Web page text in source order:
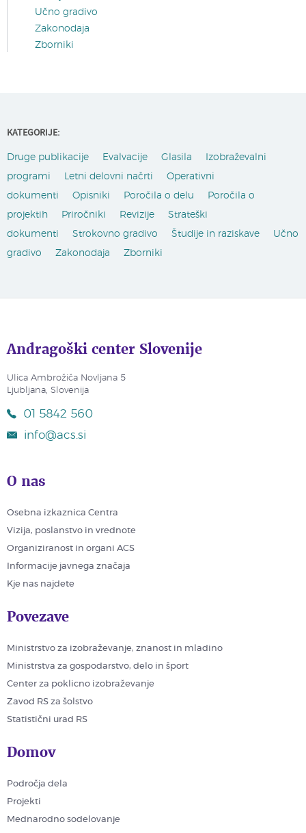
Učno gradivo
Zakonodaja
Zborniki
KATEGORIJE:
Druge publikacije Evalvacije Glasila
Izobraževalni
programi
Letni delovni načrti
Operativni
dokumenti
Opisniki Poročila o delu
Poročila o
projektih
Priročniki Revizije
Strateški
dokumenti
Strokovno gradivo Študije in raziskave
Učno
gradivo
Zakonodaja Zborniki
Andragoški center Slovenije
Ulica Ambrožiča Novljana 5
Ljubljana, Slovenija
01 5842 560
info@acs.si
O nas
Osebna izkaznica Centra
Vizija, poslanstvo in vrednote
Organiziranost in organi ACS
Informacije javnega značaja
Kje nas najdete
Povezave
Ministrstvo za izobraževanje, znanost in mladino
Ministrstva za gospodarstvo, delo in šport
Center za poklicno izobraževanje
Zavod RS za šolstvo
Statistični urad RS
Domov
Področja dela
Projekti
Mednarodno sodelovanje